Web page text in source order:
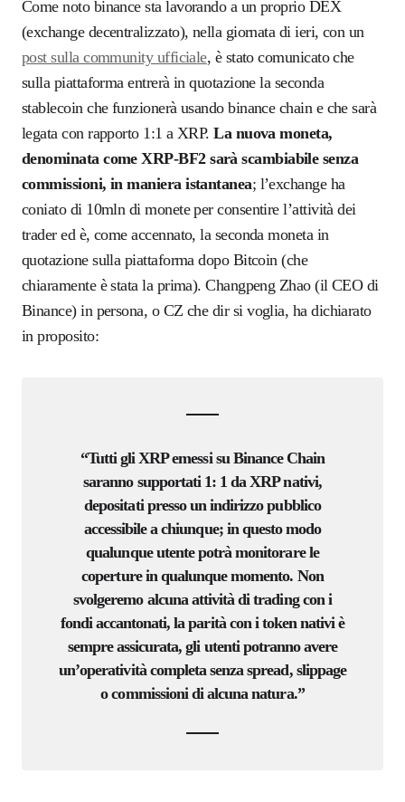
Come noto binance sta lavorando a un proprio DEX
(exchange decentralizzato), nella giornata di ieri, con un
post sulla community ufficiale, è stato comunicato che
sulla piattaforma entrerà in quotazione la seconda
stablecoin che funzionerà usando binance chain e che sarà
legata con rapporto 1:1 a XRP.La nuova moneta,
denominata come XRP-BF2 sarà scambiabile senza
commissioni, in maniera istantanea; l’exchange ha
coniato di 10mln di monete per consentire l’attività dei
trader ed è, come accennato, la seconda moneta in
quotazione sulla piattaforma dopo Bitcoin (che
chiaramente è stata la prima).Changpeng Zhao(ilCEO di
Binance) in persona, o CZche dir si voglia, ha dichiarato
in proposito:
“Tutti gli XRP emessi su Binance Chain
saranno supportati 1: 1 da XRP nativi,
depositati pressoun indirizzo pubblico
accessibile a chiunque; in questo modo
qualunque utente potrà monitorare le
coperture in qualunque momento. Non
svolgeremo alcuna attività di trading con i
fondi accantonati, la parità con i token nativi è
sempre assicurata,gli utenti potranno avere
un’operatività completa senzaspread, slippage
ocommissionidi alcuna natura.”